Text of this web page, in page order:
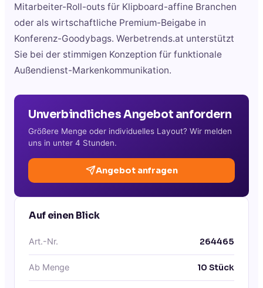
Mitarbeiter-Roll-outs für Klipboard-affine Branchen
oder als wirtschaftliche Premium-Beigabe in
Konferenz-Goodybags. Werbetrends.at unterstützt
Sie bei der stimmigen Konzeption für funktionale
Außendienst-Markenkommunikation.
Unverbindliches Angebot anfordern
Größere Menge oder individuelles Layout? Wir melden
uns in unter 4 Stunden.
Angebot anfragen
Auf einen Blick
Art.-Nr. 264465
Ab Menge 10 Stück